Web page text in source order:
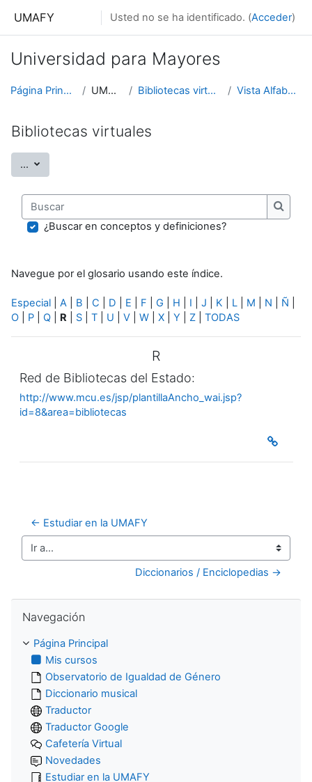
UMAFY Usted no se ha identificado. (Acceder)
Universidad para Mayores
Página Principal UMAFY Bibliotecas virtuales Vista Alfabética
Bibliotecas virtuales
... Exportar entradas
Buscar
Buscar
¿Buscar en conceptos y definiciones?
Navegue por el glosario usando este índice.
Especial A B C D E F G H I J K L M N Ñ
O
P Q R S T U V W X Y Z TODAS
R
Red de Bibliotecas del Estado:
http://www.mcu.es/jsp/plantillaAncho_wai.jsp?
id=8&area=bibliotecas
← Estudiar en la UMAFY
Ir a...
Diccionarios / Enciclopedias →
Navegación
Página Principal
Mis cursos
Observatorio de Igualdad de Género
Diccionario musical
Traductor
Traductor Google
Cafetería Virtual
Novedades
Estudiar en la UMAFY